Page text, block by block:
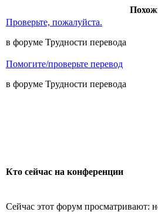
Проверьте, пожалуйста.
в форуме Трудности перевода
Помогите/проверьте перевод
в форуме Трудности перевода
Кто сейчас на конференции
Сейчас этот форум просматривают: